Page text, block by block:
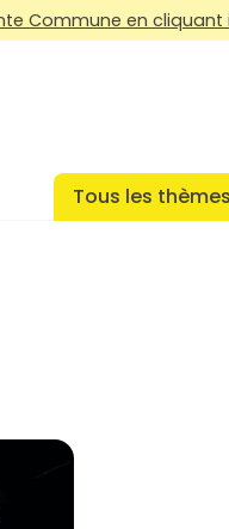
Commune en cliquant
Tous les thèmes